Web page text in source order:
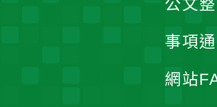
公文
事項
網站